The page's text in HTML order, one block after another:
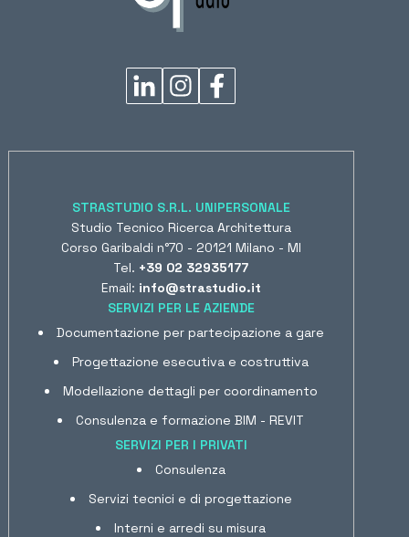
STRASTUDIO S.R.L. UNIPERSONALE
Studio Tecnico Ricerca Architettura
Corso Garibaldi n°70 - 20121 Milano - MI
Tel. +39 02 32935177
Email: info@strastudio.it
SERVIZI PER LE AZIENDE
Documentazione per partecipazione a gare
Progettazione esecutiva e costruttiva
Modellazione dettagli per coordinamento
Consulenza e formazione BIM - REVIT
SERVIZI PER I PRIVATI
Consulenza
Servizi tecnici e di progettazione
Interni e arredi su misura